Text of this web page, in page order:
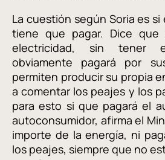
La cuestión según Soria es
tiene que pagar. Dice que
electricidad, sin tener
obviamente pagará por
permiten producir su propia
a comentar los peajes y los
para esto si que pagará el
autoconsumidor, afirma el
importe de la energía, ni
los peajes, siempre que no